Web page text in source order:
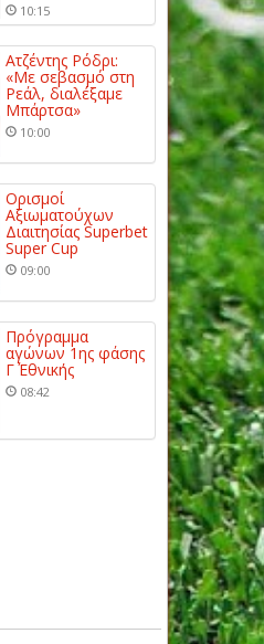
10:15
Ατζέντης Ρόδρι:
«Με σεβασμό στη
Ρεάλ, διαλέξαμε
Μπάρτσα»
10:00
Ορισμοί
Αξιωματούχων
Διαιτησίας Superbet
Super Cup
09:00
Πρόγραμμα
αγώνων 1ης φάσης
Γ΄ Εθνικής
08:42